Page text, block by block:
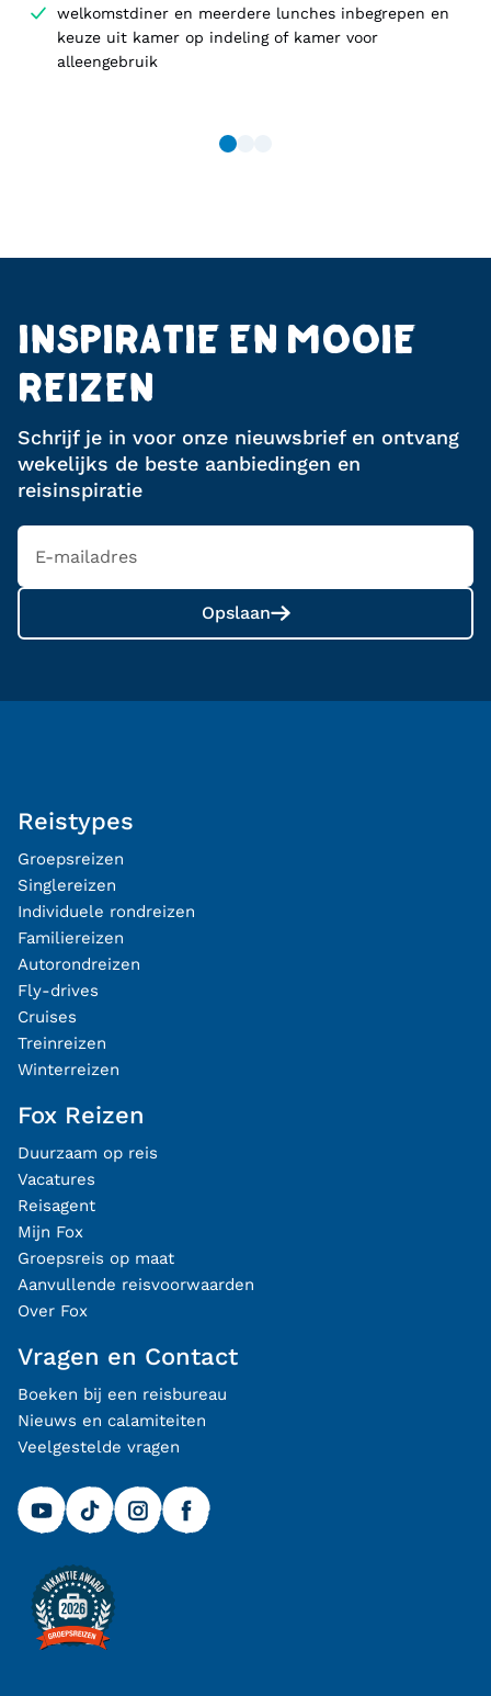
welkomstdiner en meerdere lunches inbegrepen en
keuze uit kamer op indeling of kamer voor
alleengebruik
INSPIRATIE EN MOOIE
REIZEN
Schrijf je in voor onze nieuwsbrief en ontvang
wekelijks de beste aanbiedingen en
reisinspiratie
Opslaan
Reistypes
Groepsreizen
Singlereizen
Individuele rondreizen
Familiereizen
Autorondreizen
Fly-drives
Cruises
Treinreizen
Winterreizen
Fox Reizen
Duurzaam op reis
Vacatures
Reisagent
Mijn Fox
Groepsreis op maat
Aanvullende reisvoorwaarden
Over Fox
Vragen en Contact
Boeken bij een reisbureau
Nieuws en calamiteiten
Veelgestelde vragen